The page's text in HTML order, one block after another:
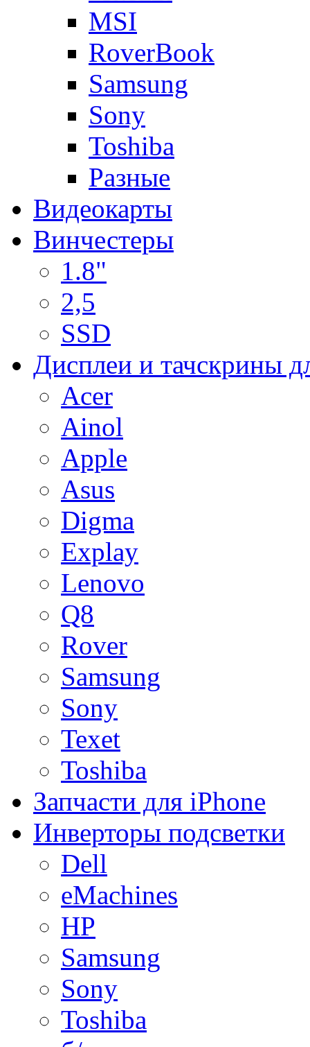
MSI
RoverBook
Samsung
Sony
Toshiba
Разные
Видеокарты
Винчестеры
1.8"
2,5
SSD
Дисплеи и тачскрины
Acer
Ainol
Apple
Asus
Digma
Explay
Lenovo
Q8
Rover
Samsung
Sony
Texet
Toshiba
Запчасти для iPhone
Инверторы подсветки
Dell
eMachines
HP
Samsung
Sony
Toshiba